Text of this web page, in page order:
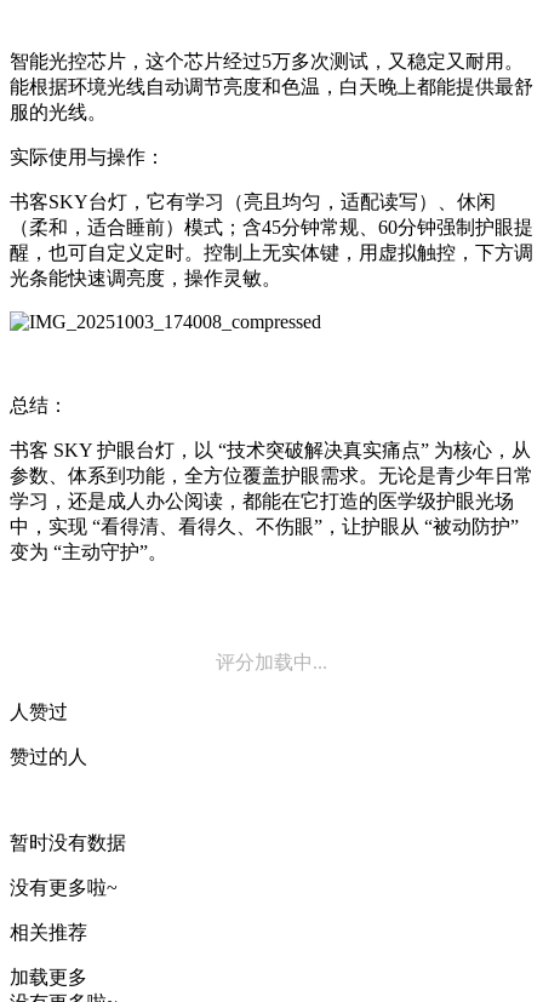
智能光控芯片，这个芯片经过5万多次测试，又稳定又耐用。
能根据环境光线自动调节亮度和色温，白天晚上都能提供最舒
服的光线。
实际使用与操作：
书客SKY台灯，它有学习（亮且均匀，适配读写）、休闲
（柔和，适合睡前）模式；含45分钟常规、60分钟强制护眼提
醒，也可自定义定时。控制上无实体键，用虚拟触控，下方调
光条能快速调亮度，操作灵敏。
总结：
书客 SKY 护眼台灯，以 “技术突破解决真实痛点” 为核心，从
参数、体系到功能，全方位覆盖护眼需求。无论是青少年日常
学习，还是成人办公阅读，都能在它打造的医学级护眼光场
中，实现 “看得清、看得久、不伤眼”，让护眼从 “被动防护”
变为 “主动守护”。
评分加载中...
人赞过
赞过的人
暂时没有数据
没有更多啦~
相关推荐
加载更多